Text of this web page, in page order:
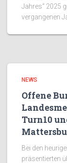
Jahres“ 2025
vergangenen
NEWS
Offene
Turn10
Bei den
präsentierten